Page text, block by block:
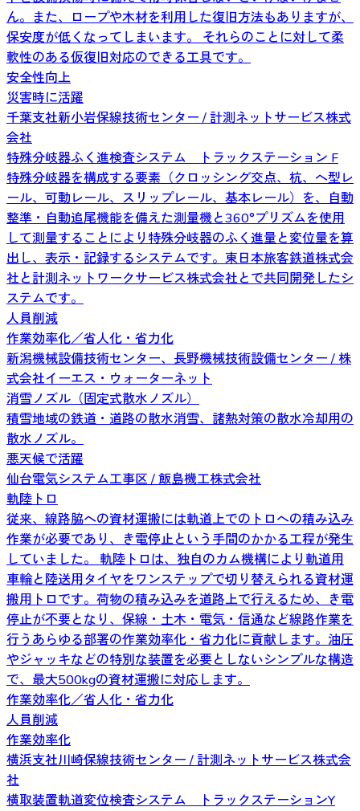
ん。また、ロープや木材を利用した復旧方法もありますが、
保安度が低くなってしまいます。 それらのことに対して柔
軟性のある仮復旧対応のできる工具です。
安全性向上
災害時に活躍
千葉支社新小岩保線技術センター / 計測ネットサービス株式
会社
特殊分岐器ふく進検査システム トラックステーション F
特殊分岐器を構成する要素（クロッシング交点、杭、へ型レ
ール、可動レール、スリップレール、基本レール）を、自動
整準・自動追尾機能を備えた測量機と360°プリズムを使用
して測量することにより特殊分岐器のふく進量と変位量を算
出し、表示・記録するシステムです。東日本旅客鉄道株式会
社と計測ネットワークサービス株式会社とで共同開発したシ
ステムです。
人員削減
作業効率化／省人化・省力化
新潟機械設備技術センター、長野機械技術設備センター / 株
式会社イーエス・ウォーターネット
消雪ノズル（固定式散水ノズル）
積雪地域の鉄道・道路の散水消雪、諸熱対策の散水冷却用の
散水ノズル。
悪天候で活躍
仙台電気システム工事区 / 飯島機工株式会社
軌陸トロ
従来、線路脇への資材運搬には軌道上でのトロへの積み込み
作業が必要であり、き電停止という手間のかかる工程が発生
していました。 軌陸トロは、独自のカム機構により軌道用
車輪と陸送用タイヤをワンステップで切り替えられる資材運
搬用トロです。荷物の積み込みを道路上で行えるため、き電
停止が不要となり、保線・土木・電気・信通など線路作業を
行うあらゆる部署の作業効率化・省力化に貢献します。油圧
やジャッキなどの特別な装置を必要としないシンプルな構造
で、最大500kgの資材運搬に対応します。
作業効率化／省人化・省力化
人員削減
作業効率化
横浜支社川崎保線技術センター / 計測ネットサービス株式会
社
横取装置軌道変位検査システム トラックステーションY